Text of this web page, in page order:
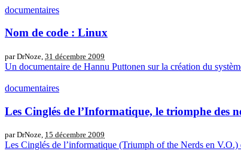
documentaires
Nom de code : Linux
par DrNoze, 31 décembre 2009
Un documentaire de Hannu Puttonen sur la création du
documentaires
Les Cinglés de l’Informatique, le triomphe des
par DrNoze, 15 décembre 2009
Les Cinglés de l’informatique (Triumph of the Nerds en V.O.)